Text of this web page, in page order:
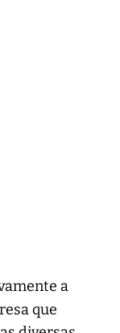
a
que